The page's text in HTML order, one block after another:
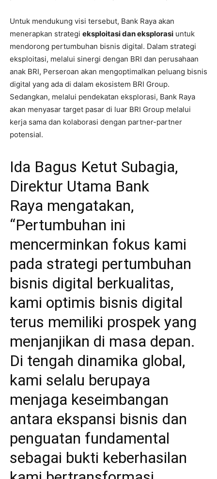
Untuk mendukung visi tersebut, Bank Raya akan
menerapkan strategi eksploitasi dan eksplorasi untuk
mendorong pertumbuhan bisnis digital. Dalam strategi
eksploitasi, melalui sinergi dengan BRI dan perusahaan
anak BRI, Perseroan akan mengoptimalkan peluang bisnis
digital yang ada di dalam ekosistem BRI Group.
Sedangkan, melalui pendekatan eksplorasi, Bank Raya
akan menyasar target pasar di luar BRI Group melalui
kerja sama dan kolaborasi dengan partner-partner
potensial.
Ida Bagus Ketut Subagia,
Direktur Utama Bank
Raya mengatakan,
“Pertumbuhan ini
mencerminkan fokus kami
pada strategi pertumbuhan
bisnis digital berkualitas,
kami optimis bisnis digital
terus memiliki prospek yang
menjanjikan di masa depan.
Di tengah dinamika global,
kami selalu berupaya
menjaga keseimbangan
antara ekspansi bisnis dan
penguatan fundamental
sebagai bukti keberhasilan